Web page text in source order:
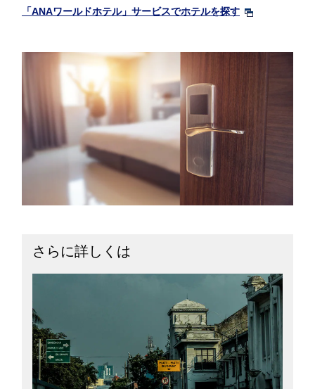
「ANAワールドホテル」サービスでホテルを探す
さらに詳しくは